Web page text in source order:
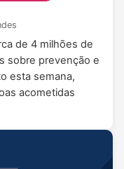
de 4 milhões de
sobre prevenção e
esta semana,
acometidas